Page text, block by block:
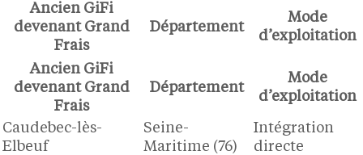
Ancien GiFi
devenant Grand
Frais
Département
Mode
d’exploitation
Ancien GiFi
devenant Grand
Frais
Département
Mode
d’exploitation
Caudebec-lès-
Elbeuf
Seine-
Maritime (76)
Intégration
directe